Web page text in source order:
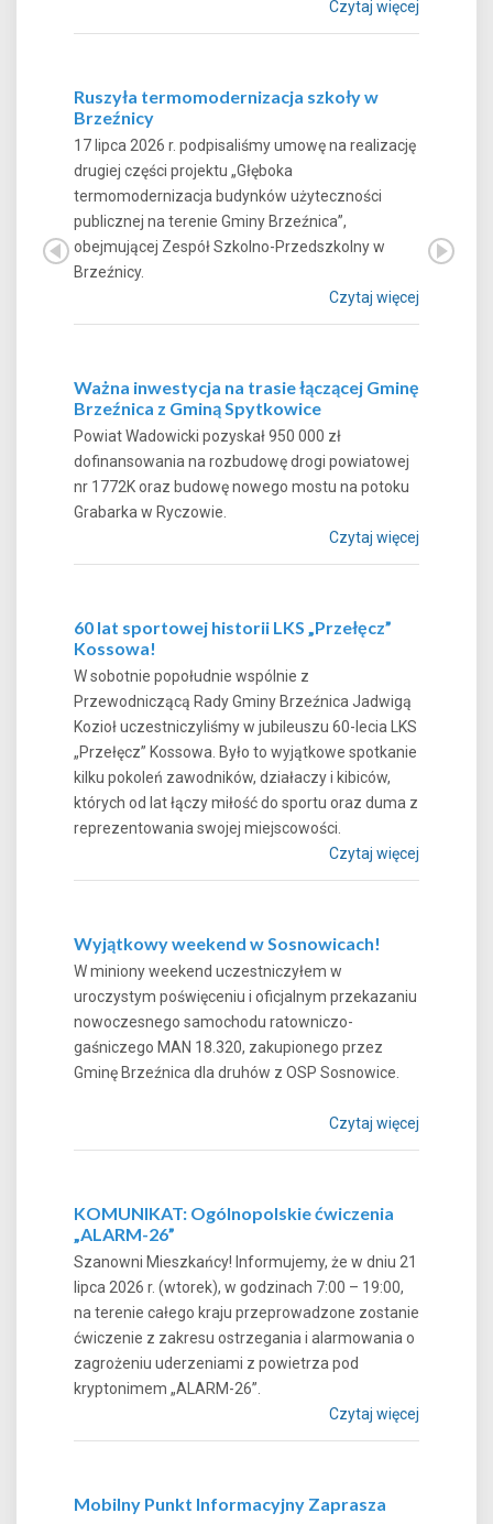
Czytaj więcej
Ruszyła termomodernizacja szkoły w
Brzeźnicy
17 lipca 2026 r. podpisaliśmy umowę na realizację
drugiej części projektu „Głęboka
termomodernizacja budynków użyteczności
publicznej na terenie Gminy Brzeźnica”,
obejmującej Zespół Szkolno-Przedszkolny w
Brzeźnicy.
Czytaj więcej
Ważna inwestycja na trasie łączącej Gminę
Brzeźnica z Gminą Spytkowice
Powiat Wadowicki pozyskał 950 000 zł
dofinansowania na rozbudowę drogi powiatowej
nr 1772K oraz budowę nowego mostu na potoku
Grabarka w Ryczowie.
Czytaj więcej
60 lat sportowej historii LKS „Przełęcz”
Kossowa!
W sobotnie popołudnie wspólnie z
Przewodniczącą Rady Gminy Brzeźnica Jadwigą
Kozioł uczestniczyliśmy w jubileuszu 60-lecia LKS
„Przełęcz” Kossowa. Było to wyjątkowe spotkanie
kilku pokoleń zawodników, działaczy i kibiców,
których od lat łączy miłość do sportu oraz duma z
reprezentowania swojej miejscowości.
Czytaj więcej
Wyjątkowy weekend w Sosnowicach!
W miniony weekend uczestniczyłem w
uroczystym poświęceniu i oficjalnym przekazaniu
nowoczesnego samochodu ratowniczo-
gaśniczego MAN 18.320, zakupionego przez
Gminę Brzeźnica dla druhów z OSP Sosnowice.
Czytaj więcej
KOMUNIKAT: Ogólnopolskie ćwiczenia
„ALARM-26”
Szanowni Mieszkańcy! Informujemy, że w dniu 21
lipca 2026 r. (wtorek), w godzinach 7:00 – 19:00,
na terenie całego kraju przeprowadzone zostanie
ćwiczenie z zakresu ostrzegania i alarmowania o
zagrożeniu uderzeniami z powietrza pod
kryptonimem „ALARM-26”.
Czytaj więcej
Mobilny Punkt Informacyjny Zaprasza